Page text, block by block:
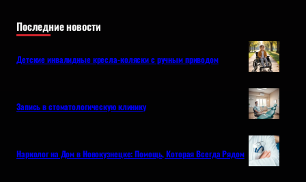
Последние новости
Детские инвалидные кресла-коляски с ручным приводом
Запись в стоматологическую клинику
Нарколог на Дом в Новокузнецке: Помощь, Которая Всегда Рядом